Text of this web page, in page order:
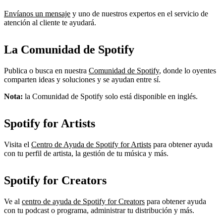
Envíanos un mensaje y uno de nuestros expertos en el servicio de
atención al cliente te ayudará.
La Comunidad de Spotify
Publica o busca en nuestra Comunidad de Spotify, donde lo oyentes
comparten ideas y soluciones y se ayudan entre sí.
Nota: la Comunidad de Spotify solo está disponible en inglés.
Spotify for Artists
Visita el Centro de Ayuda de Spotify for Artists para obtener ayuda
con tu perfil de artista, la gestión de tu música y más.
Spotify for Creators
Ve al centro de ayuda de Spotify for Creators para obtener ayuda
con tu podcast o programa, administrar tu distribución y más.